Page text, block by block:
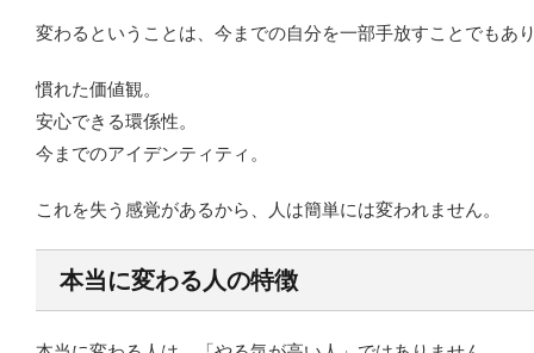
変わるということは、今までの自分を一部手放すことでもあ
慣れた価値観。
安心できる環係性。
今までのアイデンティティ。
これを失う感覚があるから、人は簡単には変われません。
本当に変わる人の特徴